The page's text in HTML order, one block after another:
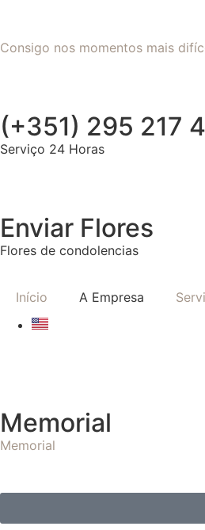
Consigo nos momentos mais
(+351) 295 217
Serviço 24 Horas
Enviar Flores
Flores de condolencias
Início A Empresa
Memorial
Memorial